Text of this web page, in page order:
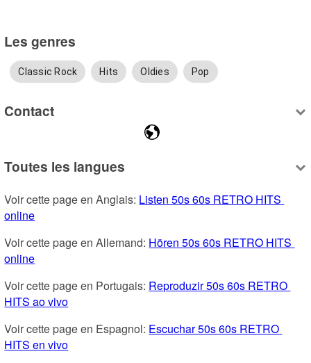
Les genres
Classic Rock Hits Oldies Pop
Contact
Toutes les langues
Voir cette page en Anglais: Listen 50s 60s RETRO HITS
online
Voir cette page en Allemand: Hören 50s 60s RETRO HITS
online
Voir cette page en Portugais: Reproduzir 50s 60s RETRO
HITS ao vivo
Voir cette page en Espagnol: Escuchar 50s 60s RETRO
HITS en vivo